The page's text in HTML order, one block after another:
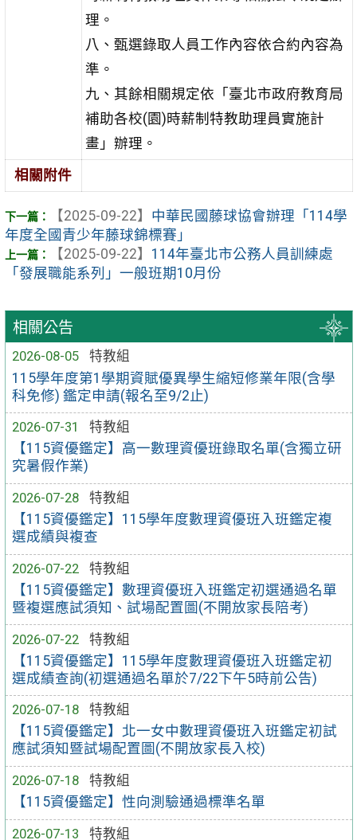
相關公告
2026-08-05
特教組
115學年度第1學期資賦優異學生縮短修業年限(含學
科免修) 鑑定申請(報名至9/2止)
2026-07-31
特教組
【115資優鑑定】高一數理資優班錄取名單(含獨立研
究暑假作業)
2026-07-28
特教組
【115資優鑑定】115學年度數理資優班入班鑑定複
選成績與複查
2026-07-22
特教組
【115資優鑑定】數理資優班入班鑑定初選通過名單
暨複選應試須知、試場配置圖(不開放家長陪考)
2026-07-22
特教組
【115資優鑑定】115學年度數理資優班入班鑑定初
選成績查詢(初選通過名單於7/22下午5時前公告)
2026-07-18
特教組
【115資優鑑定】北一女中數理資優班入班鑑定初試
應試須知暨試場配置圖(不開放家長入校)
2026-07-18
特教組
【115資優鑑定】性向測驗通過標準名單
2026-07-13
特教組
理。
八、甄選錄取人員工作內容依合約內容為
準。
九、其餘相關規定依「臺北市政府教育局
補助各校(園)時薪制特教助理員實施計
畫」辦理。
相關附件
【2025-09-22】 中華民國藤球協會辦理「114學
年度全國青少年藤球錦標賽」
【2025-09-22】 114年臺北市公務人員訓練處
「發展職能系列」一般班期10月份